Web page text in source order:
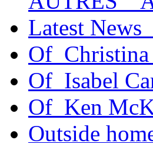
Latest
Of_Christina
Of_Isabel
Of_Ken
Outside